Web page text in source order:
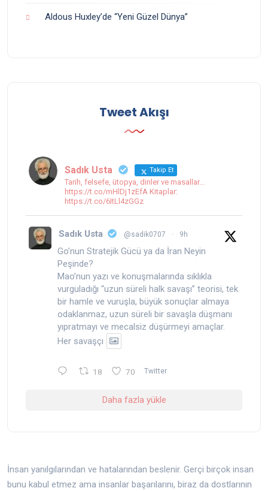
Aldous Huxley’de “Yeni Güzel Dünya”
Tweet Akışı
Sadık Usta Takip Et
Tarih, felsefe, ütopya, dinler ve masallar...
https://t.co/mHlDj1zEfA Kitaplar:
https://t.co/6ItLl4zGGz
Sadık Usta @sadik0707 · 9h
Go’nun Stratejik Gücü ya da İran Neyin
Peşinde?
Mao’nun yazı ve konuşmalarında sıklıkla
vurguladığı “uzun süreli halk savaşı” teorisi, tek
bir hamle ve vuruşla, büyük sonuçlar almaya
odaklanmaz, uzun süreli bir savaşla düşmanı
yıpratmayı ve mecalsiz düşürmeyi amaçlar.
Her savaşçı
18 70 Twitter
Daha fazla yükle
İnsan yanılgılarından ve hatalarından beslenir. Gerçi birçok insan
bunu kabul etmez ama insanlar başarılarını, biraz da dostlarının